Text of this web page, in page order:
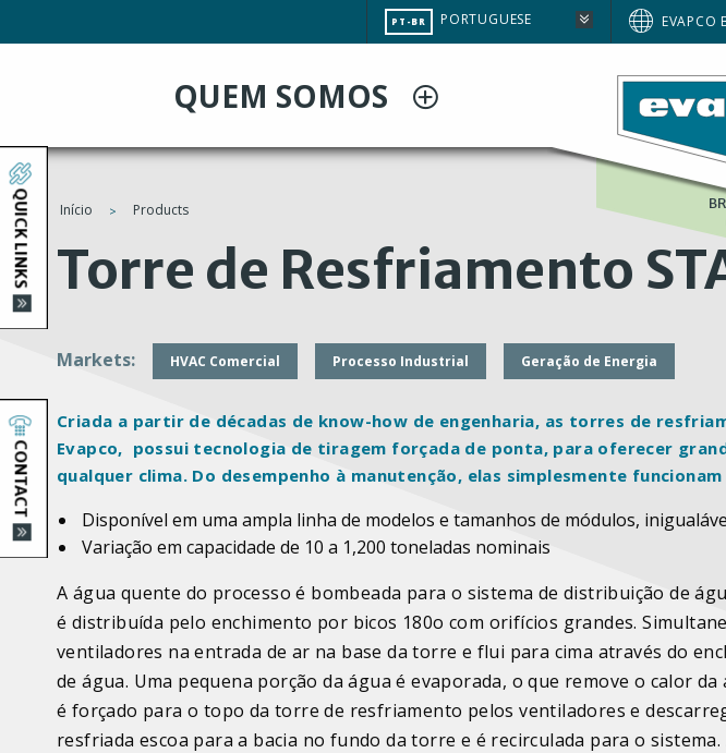
para
CHANGE
SITE
PT-BR PORTUGUESE EVAPCO
QUEM SOMOS
NORTH
You
are
here
Início Products
Torre de Resfriamento
Markets HVAC Comercial Processo Industrial Geração de Energia
Criada a partir de décadas de know-how de engenharia, as torres de
Evapco, possui tecnologia de tiragem forçada de ponta, para oferecer
qualquer clima. Do desempenho à manutenção, elas simplesmente
Disponível em uma ampla linha de modelos e tamanhos de módulos,
Variação em capacidade de 10 a 1,200 toneladas nominais
A água quente do processo é bombeada para o sistema de distribuição de
é distribuída pelo enchimento por bicos 180o com orifícios grandes.
ventiladores na entrada de ar na base da torre e flui para cima através do
de água. Uma pequena porção da água é evaporada, o que remove o calor
é forçado para o topo da torre de resfriamento pelos ventiladores e
resfriada escoa para a bacia no fundo da torre e é recirculada para o
QUICK LINKS
CONTACT